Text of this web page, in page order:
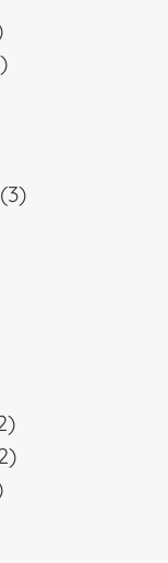
23
33
2
productos
12